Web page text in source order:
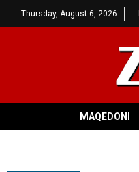
Thursday, August 6, 2026
MAQEDONI